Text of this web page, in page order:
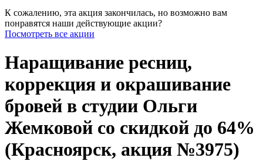
К сожалению, эта акция закончилась, но возможно вам
понравятся наши действующие акции?
Посмотреть все акции
Наращивание ресниц,
коррекция и окрашивание
бровей в студии Ольги
Жемковой со скидкой до 64%
(Красноярск, акция №3975)